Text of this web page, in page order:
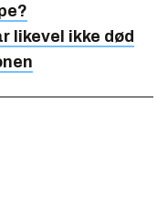
likevel ikke død